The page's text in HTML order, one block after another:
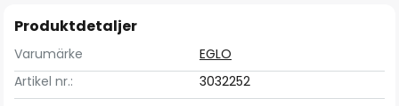
Produktdetaljer
Varumärke
EGLO
Artikel nr.:
3032252